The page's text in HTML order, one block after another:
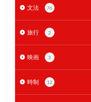
文法 76
旅行 2
映画 3
時制 12